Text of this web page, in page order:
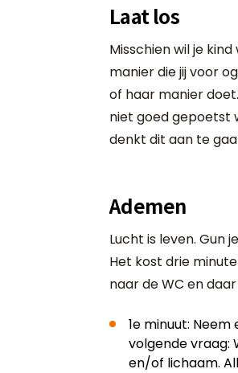
Laat los
Misschien wil je
manier die jij voor
of haar manier
niet goed gepoetst
denkt dit aan te
Ademen
Lucht is leven. Gun
Het kost drie
naar de WC en
1e minuut:
volgende vraag:
en/of lichaam.